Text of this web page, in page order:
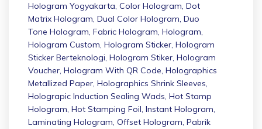
Hologram Yogyakarta, Color Hologram, Dot
Matrix Hologram, Dual Color Hologram, Duo
Tone Hologram, Fabric Hologram, Hologram,
Hologram Custom, Hologram Sticker, Hologram
Sticker Berteknologi, Hologram Stiker, Hologram
Voucher, Hologram With QR Code, Holographics
Metallized Paper, Holographics Shrink Sleeves,
Holograpic Induction Sealing Wads, Hot Stamp
Hologram, Hot Stamping Foil, Instant Hologram,
Laminating Hologram, Offset Hologram, Pabrik